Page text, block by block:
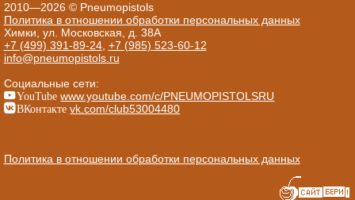
2010—2026 © Pneumopistols
Политика в отношении обработки персональных данных
Химки, ул. Московская, д. 38А
+7 (499) 391-89-24, +7 (985) 523-60-12
info@pneumopistols.ru
Социальные сети:
YouTube www.youtube.com/c/PNEUMOPISTOLSRU
ВКонтакте vk.com/club53004480
Политика в отношении обработки персональных данных